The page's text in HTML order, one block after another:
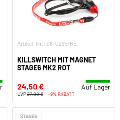
Artikel-Nr.: S6-0295/RE
KILLSWITCH MIT MAGNET
STAGE6 MK2 ROT
24,50 € Auf Lager
UVP27,00 € -9% RABATT
STAGE6